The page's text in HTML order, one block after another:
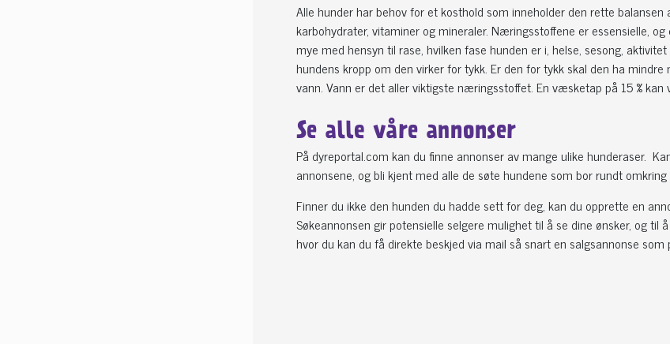
Alle hunder har behov for et kosthold som inneholder den rette
karbohydrater, vitaminer og mineraler. Næringsstoffene er essensielle,
mye med hensyn til rase, hvilken fase hunden er i, helse, sesong,
hundens kropp om den virker for tykk. Er den for tykk skal den ha
vann. Vann er det aller viktigste næringsstoffet. En væsketap på 15 %
Se alle våre annonser
På dyreportal.com kan du finne annonser av mange ulike hunderaser.
annonsene, og bli kjent med alle de søte hundene som bor rundt
Finner du ikke den hunden du hadde sett for deg, kan du opprette en
Søkeannonsen gir potensielle selgere mulighet til å se dine ønsker, og
hvor du kan du få direkte beskjed via mail så snart en salgsannonse